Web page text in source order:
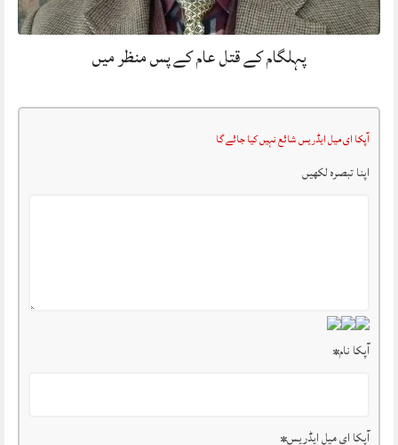
پہلگام کے قتل عام کے پس منظر میں
آپکا ای میل ایڈریس شائع نہیں کیا جائے گا
اپنا تبصرہ لکھیں
آپکا نام*
آپکا ای میل ایڈریس*